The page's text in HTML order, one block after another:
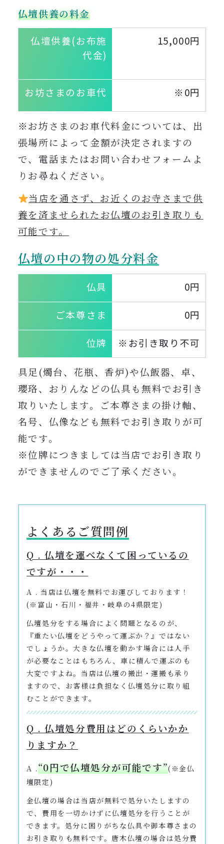
仏壇供養の料金
仏壇供養(お布施
代金)
15,000円
お坊さまのお車代 ※0円
※お坊さまのお車代料金については、出
張場所によって金額が決定されますの
で、電話またはお問い合わせフォームよ
りお尋ねください。
当店を通さず、お近くのお寺さまで供
養を済ませられたお仏壇のお引き取りも
可能です。
仏壇の中の物の処分料金
仏具 0円
ご本尊さま 0円
位牌 ※お引き取り不可
具足(燭台、花瓶、香炉)や仏飯器、卓、
瓔珞、おりんなどの仏具も無料でお引き
取りいたします。ご本尊さまの掛け軸、
名号、仏像なども無料でお引き取りが可
能です。
※位牌につきましては当店でお引き取り
ができませんのでご了承ください。
よくあるご質問例
Q . 仏壇を運べなくて困っているの
ですが・・・
A . 当店は仏壇を無料でお運びしております！
(※富山・石川・福井・岐阜の4県限定)
仏壇処分をする場合によく問題となるのが、
『重たい仏壇をどうやって運ぶか？』ではない
でしょうか。大きな仏壇を動かす場合には人手
が必要なことはもちろん、車に積んで運ぶのも
大変ですよね。当店は仏壇の搬出・運搬も承り
ますので、お客様は負担なく仏壇処分に取り組
むことができます。
Q . 仏壇処分費用はどのくらいかか
りますか？
A .“0円で仏壇処分が可能です”(※金仏
壇限定)
金仏壇の場合は当店が無料で処分いたしますの
で、費用を一切かけずに仏壇処分を行うことが
できます。処分に困りがちな仏具や御本尊さまの
お引き取りも無料です。唐木仏壇の場合は処分費